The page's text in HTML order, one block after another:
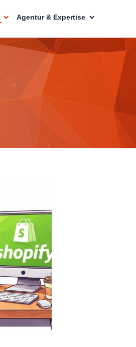
Agentur & Expertise